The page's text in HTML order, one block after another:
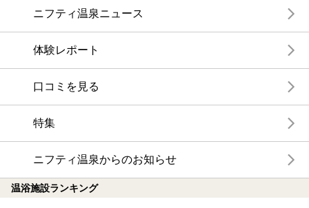
ニフティ温泉ニュース
体験レポート
口コミを見る
特集
ニフティ温泉からのお知らせ
温浴施設ランキング